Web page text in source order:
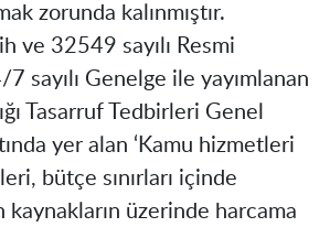
zorunda kalınmıştır.
ve 32549 sayılı Resmi
sayılı Genelge ile yayımlanan
Tasarruf Tedbirleri Genel
yer alan ‘Kamu hizmetleri
bütçe sınırları içinde
kaynakların üzerinde harcama